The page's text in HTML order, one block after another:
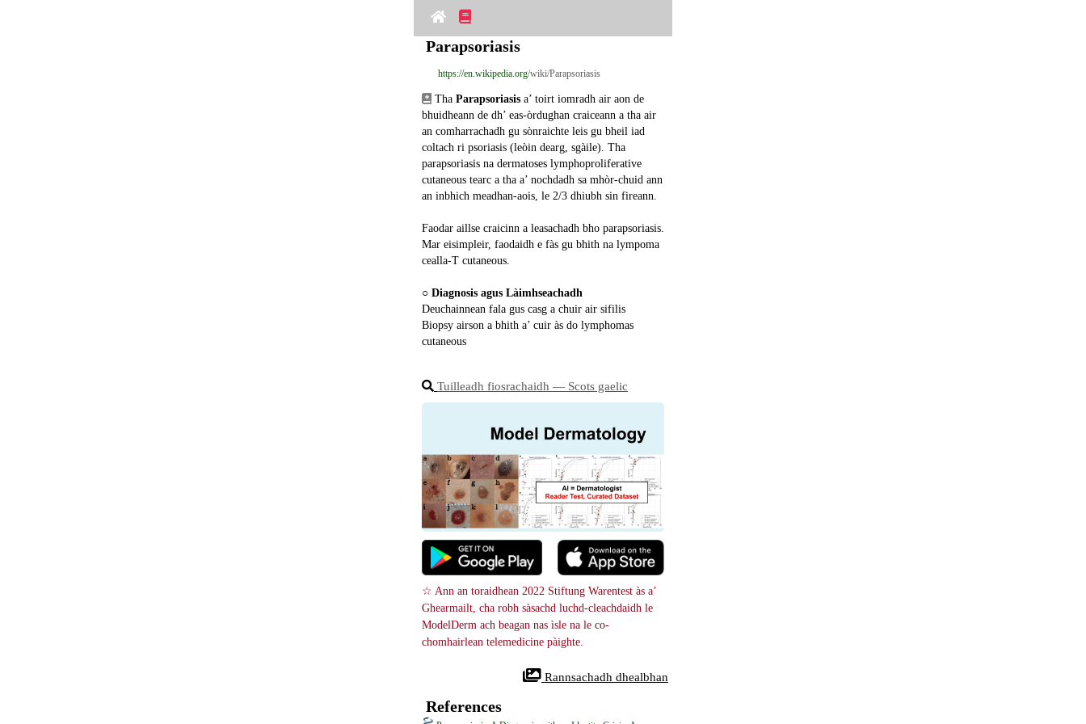
Parapsoriasis
https://en.wikipedia.org/wiki/Parapsoriasis
Tha Parapsoriasis a’ toirt iomradh air aon de
bhuidheann de dh’ eas-òrdughan craiceann a tha air
an comharrachadh gu sònraichte leis gu bheil iad
coltach ri psoriasis (leòin dearg, sgàile). Tha
parapsoriasis na dermatoses lymphoproliferative
cutaneous tearc a tha a’ nochdadh sa mhòr-chuid ann
an inbhich meadhan-aois, le 2/3 dhiubh sin fireann.
Faodar aillse craicinn a leasachadh bho parapsoriasis.
Mar eisimpleir, faodaidh e fàs gu bhith na lympoma
cealla-T cutaneous.
○ Diagnosis agus Làimhseachadh
Deuchainnean fala gus casg a chuir air sifilis
Biopsy airson a bhith a’ cuir às do lymphomas
cutaneous
Tuilleadh fiosrachaidh ― Scots gaelic
☆ Ann an toraidhean 2022 Stiftung Warentest às a’
Ghearmailt, cha robh sàsachd luchd-cleachdaidh le
ModelDerm ach beagan nas ìsle na le co-
chomhairlean telemedicine pàighte.
Rannsachadh dhealbhan
References